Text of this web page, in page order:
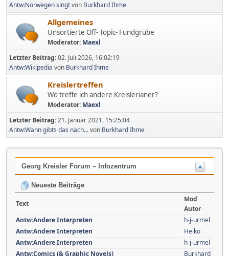
Antw:Norwegen singtvon Burkhard Ihme
Allgemeines
Unsortierte Off- Topic- Fundgrube
Moderator: Maexl
Letzter Beitrag:02. Juli 2026, 16:02:19
Antw:Wikipedia von Burkhard Ihme
Kreislertreffen
Wo treffe ich andere Kreislerianer?
Moderator: Maexl
Letzter Beitrag:21. Januar 2021, 15:25:04
Antw:Wann gibts das näch...von Burkhard Ihme
Georg Kreisler Forum – Infozentrum
Neueste Beiträge
Text
Mod
Autor
Antw:Andere Interpreten
h-j-urmel
Antw:Andere Interpreten
Heiko
Antw:Andere Interpreten
h-j-urmel
Antw:Comics (& Graphic Novels)
Burkhard